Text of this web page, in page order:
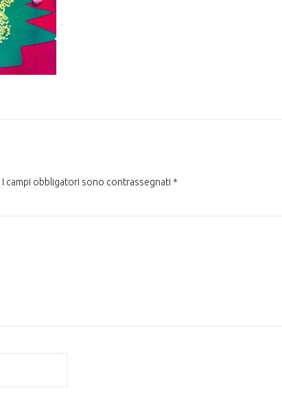
I campi obbligatori sono contrassegnati *